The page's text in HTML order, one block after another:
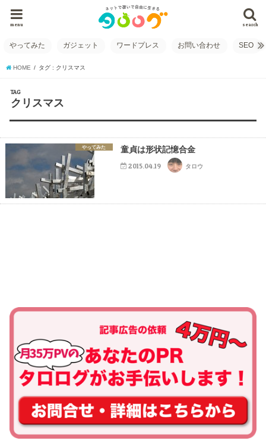
search
menu
やってみた ガジェット ワードプレス お問い合わせ SEO
HOME タグ : クリスマス
TAG
クリスマス
やってみた 童貞は形状記憶合金
2015.04.19 タロウ